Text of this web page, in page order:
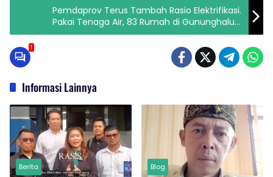
Pemdaprov Terus Tambah Rasio Elektrifikasi.
Pakai Tenaga Air, 83 Rumah di Gununghalu
Kini Teraliri Listrik
1
Informasi Lainnya
Berita Blog